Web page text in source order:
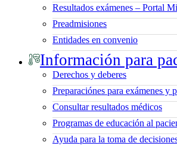
Resultados exámenes – Portal
Preadmisiones
Entidades en convenio
Información para
Derechos y deberes
Preparaciónes para exámenes y
Consultar resultados médicos
Programas de educación al
Ayuda para la toma de